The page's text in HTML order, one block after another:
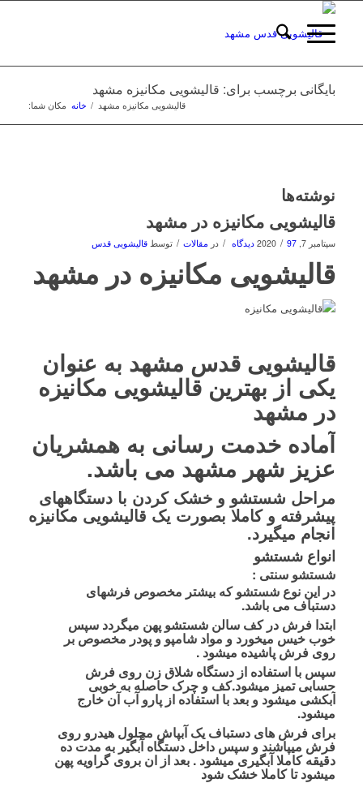
بایگانی برچسب برای: قالیشویی مکانیزه مشهد
مکان شما: خانه / قالیشویی مکانیزه مشهد
نوشته‌ها
قالیشویی مکانیزه در مشهد
سپتامبر 7, 2020 / 97 دیدگاه / در مقالات / توسط قالیشویی قدس
قالیشویی مکانیزه در مشهد
قالیشویی قدس مشهد به عنوان
یکی از بهترین قالیشویی مکانیزه
در مشهد
آماده خدمت رسانی به همشریان
عزیز شهر مشهد می باشد.
مراحل شستشو و خشک کردن با دستگاههای
پیشرفته و کاملا بصورت یک قالیشویی مکانیزه
انجام میگیرد.
انواع شستشو
شستشو سنتی :
در این نوع شستشو که بیشتر مخصوص فرشهای
دستباف می باشد.
ابتدا فرش در کف سالن شستشو پهن میگردد سپس
خوب خیس میخورد و مواد شامپو و پودر مخصوص بر
روی فرش پاشیده میشود .
سپس با استفاده از دستگاه شلاق زن روی فرش
حسابی تمیز میشود.کف و چرک حاصله به خوبی
آبکشی میشود و بعد با استفاده از پارو آب آن خارج
میشود.
برای فرش های دستباف یک آبپاش محلول هیدرو روی
فرش میپاشند و سپس داخل دستگاه آّبگیر به مدت ده
دقیقه کاملا آبگیری میشود . بعد از ان بروی گراویه پهن
میشود تا کاملا خشک شود